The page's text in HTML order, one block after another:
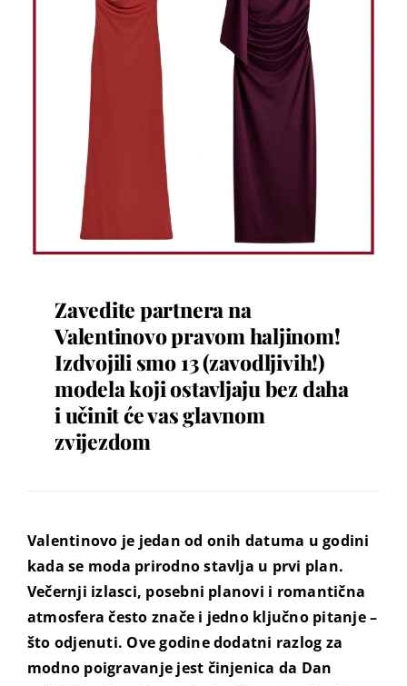
Zavedite partnera na
Valentinovo pravom haljinom!
Izdvojili smo 13 (zavodljivih!)
modela koji ostavljaju bez daha
i učinit će vas glavnom
zvijezdom
Valentinovo je jedan od onih datuma u godini
kada se moda prirodno stavlja u prvi plan.
Večernji izlasci, posebni planovi i romantična
atmosfera često znače i jedno ključno pitanje –
što odjenuti. Ove godine dodatni razlog za
modno poigravanje jest činjenica da Dan